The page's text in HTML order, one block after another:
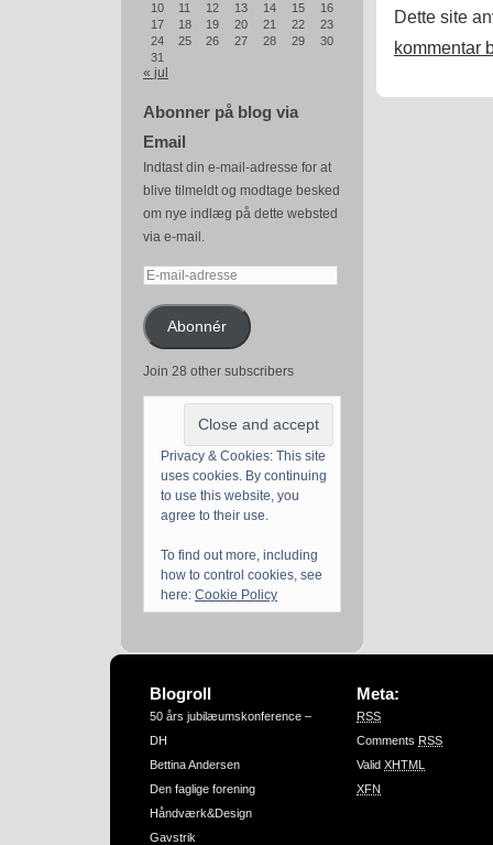
10
11 12 13 14 15
16
17
18 19 20 21 22
23
24
25 26 27 28 29
30
31
« jul
Abonner på blog via
Email
Indtast din e-mail-adresse for at
blive tilmeldt og modtage besked
om nye indlæg på dette websted
via e-mail.
E-
adresseAbonnér
Join 28 other subscribers
Privacy & Cookies: This site
uses cookies. By continuing
to use this website, you
agree to their use.
To find out more, including
how to control cookies, see
here: Cookie Policy
Dette site
kommentar
Blogroll
50 års jubilæumskonference –
DH
Bettina Andersen
Den faglige forening
Håndværk&Design
Gavstrik
Meta:
RSS
Comments RSS
Valid XHTML
XFN